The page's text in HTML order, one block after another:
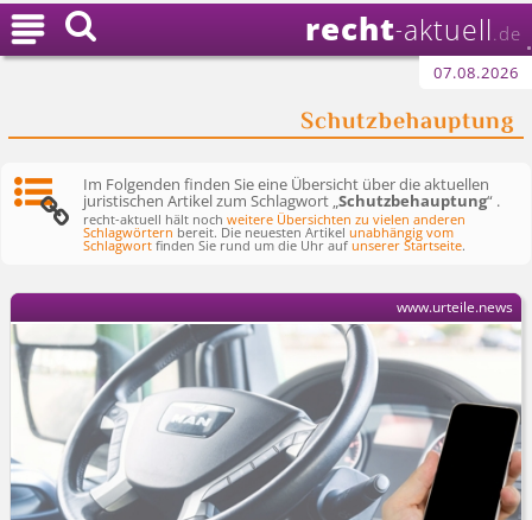
recht-aktuell .de
07.08.2026
Schutzbehauptung

Im Folgenden finden Sie eine Übersicht über die aktuellen
juristischen Artikel zum Schlagwort „Schutzbehauptung“ .
recht-aktuell hält nochweitere Übersichten zu vielen anderen
Schlagwörtern bereit. Die neuesten Artikelunabhängig vom
Schlagwort finden Sie rund um die Uhr aufunserer Startseite.
www.urteile.news